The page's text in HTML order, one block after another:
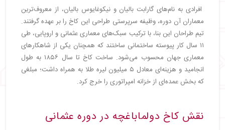
افرادی به نام‌های گارابت بالیان و نیکوغایوس بالیان، از معروف‌ترین
معماران آن دوره، وظیفه سرپرستی طراحی این کاخ را بر عهده گرفتند.
تیم طراحان این بنا، با ترکیب سبک‌های معماری عثمانی و اروپایی، طی
۱۱ سال کار پیوسته ساختمانی ساختند که همچنان یکی از شاهکارهای
معماری جهان محسوب می‌شود. ساخت کاخ تا سال ۱۸۵۶ به طول
انجامید و هزینه‌ای معادل ۵ میلیون لیره طلا به همراه داشت؛ مبلغی
که بخش عمده‌ای از خزانه امپراتوری را خرج کرد.
نقش کاخ دولماباغچه در دوره عثمانی